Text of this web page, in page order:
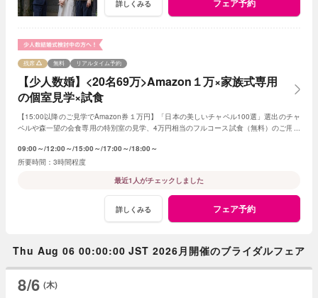
詳しくみる フェア予約
【少人数婚】<20名69万>Amazon１万×家族式専用
の個室見学×試食
残席 無料 リアルタイム予約
【15:00以降のご見学でAmazon券１万円】「日本の美しいチャペル100選」選出のチャ
ペルや森一望の会食専用の特別室の見学、4万円相当のフルコース試食（無料）のご用意
09:00～ 12:00～ 15:00～ 17:00～ 18:00～
3時間程度
最近1人がチェックしました
詳しくみる フェア予約
Thu Aug 06 00:00:00 JST 2026月開催のブライダルフェア
8/6 (木)